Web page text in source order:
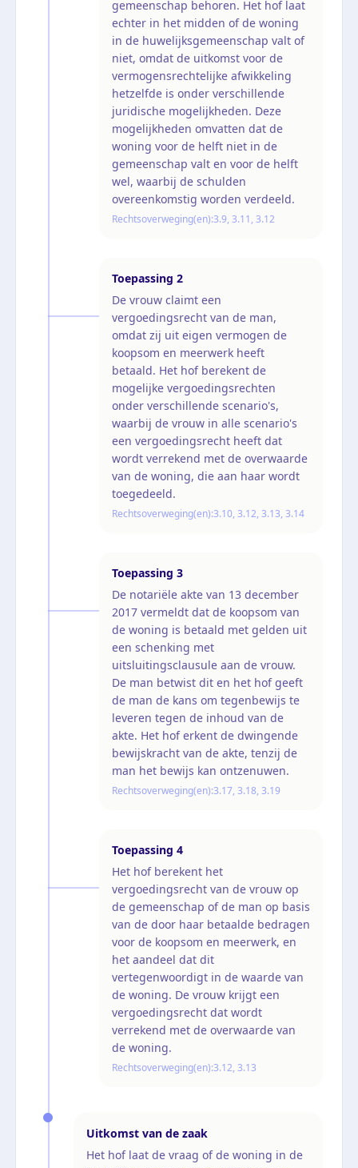
gemeenschap behoren. Het hof laat
echter in het midden of de woning
in de huwelijksgemeenschap valt of
niet, omdat de uitkomst voor de
vermogensrechtelijke afwikkeling
hetzelfde is onder verschillende
juridische mogelijkheden. Deze
mogelijkheden omvatten dat de
woning voor de helft niet in de
gemeenschap valt en voor de helft
wel, waarbij de schulden
overeenkomstig worden verdeeld.
Rechtsoverweging(en):3.9, 3.11, 3.12
Toepassing 2
De vrouw claimt een
vergoedingsrecht van de man,
omdat zij uit eigen vermogen de
koopsom en meerwerk heeft
betaald. Het hof berekent de
mogelijke vergoedingsrechten
onder verschillende scenario's,
waarbij de vrouw in alle scenario's
een vergoedingsrecht heeft dat
wordt verrekend met de overwaarde
van de woning, die aan haar wordt
toegedeeld.
Rechtsoverweging(en):3.10, 3.12, 3.13, 3.14
Toepassing 3
De notariële akte van 13 december
2017 vermeldt dat de koopsom van
de woning is betaald met gelden uit
een schenking met
uitsluitingsclausule aan de vrouw.
De man betwist dit en het hof geeft
de man de kans om tegenbewijs te
leveren tegen de inhoud van de
akte. Het hof erkent de dwingende
bewijskracht van de akte, tenzij de
man het bewijs kan ontzenuwen.
Rechtsoverweging(en):3.17, 3.18, 3.19
Toepassing 4
Het hof berekent het
vergoedingsrecht van de vrouw op
de gemeenschap of de man op basis
van de door haar betaalde bedragen
voor de koopsom en meerwerk, en
het aandeel dat dit
vertegenwoordigt in de waarde van
de woning. De vrouw krijgt een
vergoedingsrecht dat wordt
verrekend met de overwaarde van
de woning.
Rechtsoverweging(en):3.12, 3.13
Uitkomst van de zaak
Het hof laat de vraag of de woning in de